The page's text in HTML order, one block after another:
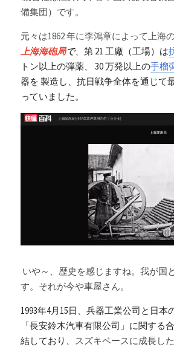
備集団）です。
元々は1862 年に李鴻章によって上海
上海海砲局で、第 21 工廠（工場）は
トン以上の弾薬、 30 万発以上の手榴
器を 製造し、抗日戦争全体を通じて
っていました。
す。それが今や車屋さん。
1993年4月15日、兵器工業公司と日本
「長安鈴木汽車有限公司」に関する
結しており、 スズキベースに成長し